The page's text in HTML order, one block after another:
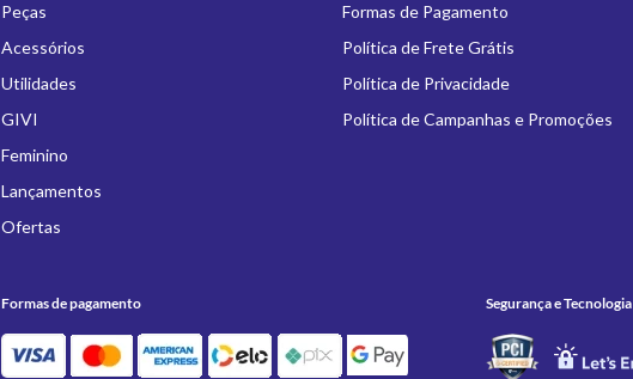
Peças
Acessórios
Utilidades
GIVI
Feminino
Lançamentos
Ofertas
Formas de Pagamento
Política de Frete Grátis
Política de Privacidade
Política de Campanhas e Promoções
Formas de pagamento Segurança e Tecnologia